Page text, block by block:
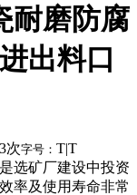
耐磨防腐
出料口
次字号： T|T
选矿厂建设中投资
率及使用寿命非常